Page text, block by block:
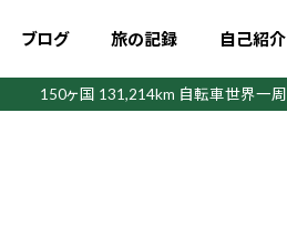
ブログ 旅の記録 自己紹介
150ヶ国 131,214km 自転車世界一周